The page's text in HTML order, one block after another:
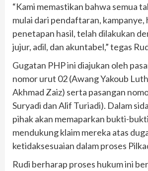
“Kami memastikan bahwa semua
mulai dari pendaftaran, kampanye,
penetapan hasil, telah dilakukan
jujur, adil, dan akuntabel,” tegas
Gugatan PHP ini diajukan oleh
nomor urut 02 (Awang Yakoub
Akhmad Zaiz) serta pasangan
Suryadi dan Alif Turiadi). Dalam
pihak akan memaparkan bukti-
mendukung klaim mereka atas
ketidaksesuaian dalam proses
Rudi berharap proses hukum ini